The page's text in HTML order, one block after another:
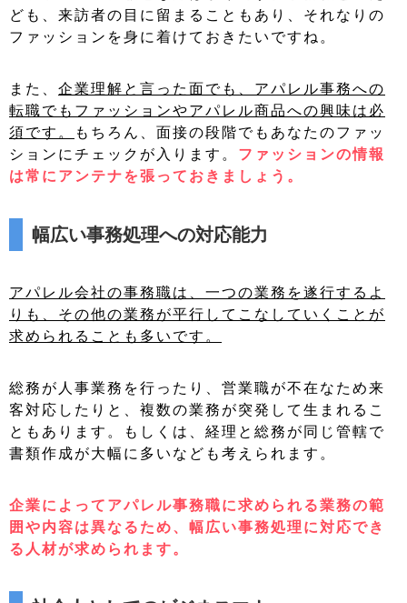
ども、来訪者の目に留まることもあり、それなりの
ファッションを身に着けておきたいですね。
また、 企業理解と言った面でも、アパレル事務への
転職でもファッションやアパレル商品への興味は必
須です。
もちろん、面接の段階でもあなたのファッ
ションにチェックが入ります。 ファッションの情報
は常にアンテナを張っておきましょう。
幅広い事務処理への対応能力
アパレル会社の事務職は、一つの業務を遂行するよ
りも、その他の業務が平行してこなしていくことが
求められることも多いです。
総務が人事業務を行ったり、営業職が不在なため来
客対応したりと、複数の業務が突発して生まれるこ
ともあります。もしくは、経理と総務が同じ管轄で
書類作成が大幅に多いなども考えられます。
企業によって アパレル事務職に求められる業務の範
囲や内容は異なるため、幅広い事務処理に対応でき
る人材が求められます。